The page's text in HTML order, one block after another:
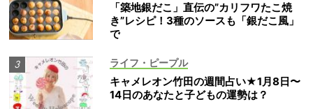
「築地銀だこ」直伝の”カリフワたこ焼
き”レシピ！3種のソースも「銀だこ風」
で
ライフ・ピープル
キャメレオン竹田の週間占い★1月8日〜
14日のあなたと子どもの運勢は？